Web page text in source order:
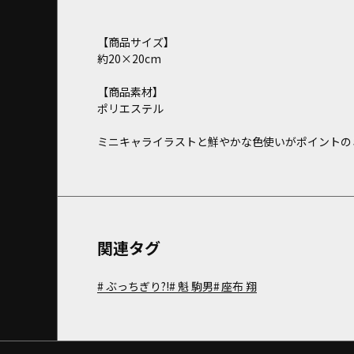
【商品サイズ】
約20×20cm
【商品素材】
ポリエステル
ミニキャライラストと鮮やかな色使いがポイントの
関連タグ
ぶっちぎり?! 魁 駒男 座布 翔